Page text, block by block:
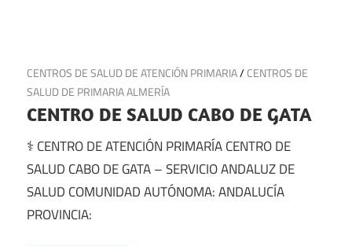
12 de junio de 2025
CENTROS DE SALUD DE ATENCIÓN PRIMARIA/CENTROS DE
SALUD DE PRIMARIA ALMERÍA
CENTRO DE SALUD CABO DE GATA
⚕️ CENTRO DE ATENCIÓN PRIMARÍA CENTRO DE
SALUD CABO DE GATA – SERVICIO ANDALUZ DE
SALUD COMUNIDAD AUTÓNOMA: ANDALUCÍA
PROVINCIA: